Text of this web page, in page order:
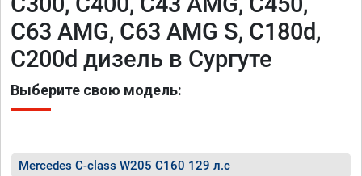
C63 AMG, C63 AMG S, C180d,
C200d дизель в Сургуте
Выберите свою модель:
Mercedes C-class W205 C160 129 л.с